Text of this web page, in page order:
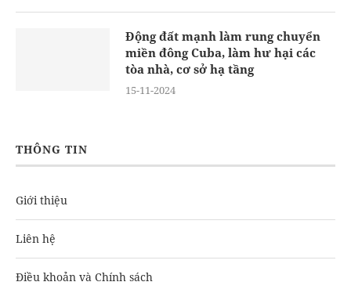
Động đất mạnh làm rung chuyển
miền đông Cuba, làm hư hại các
tòa nhà, cơ sở hạ tầng
15-11-2024
THÔNG TIN
Giới thiệu
Liên hệ
Điều khoản và Chính sách